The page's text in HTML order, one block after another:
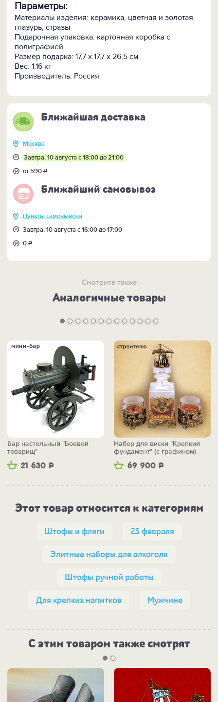
образца рисунком и цветом декоративных
элементов.
Параметры:
Материалы изделия: керамика, цветная и золотая
глазурь, стразы
Подарочная упаковка: картонная коробка с
полиграфией
Размер подарка: 17,7 х 17,7 х 26,5 см
Вес: 1.16 кг
Производитель: Россия
Ближайшая доставка
Москва
Завтра, 10 августа с 18:00 до 21:00
от 590Р
Ближайший самовывоз
Пункты самовывоза
Завтра, 10 августа с 16:00 до 17:00
0Р
Смотрите также
Аналогичные товары
21 630 Р
Бар настольный "Боевой
товарищ"
69 900 Р
Набор для виски "Крепкий
фундамент" (с графином)
Этот товар относится к категориям
Штофы и фляги 23 февраля
Элитные наборы для алкоголя
Штофы ручной работы
Для крепких напитков Мужчине
С этим товаром также смотрят